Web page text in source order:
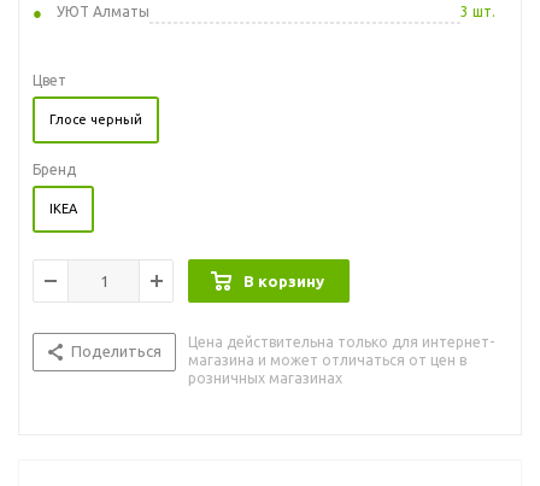
УЮТ Алматы
3 шт.
Цвет
Глосе черный
Бренд
IKEA
В корзину
Поделиться
Цена действительна только для интернет-
магазина и может отличаться от цен в
розничных магазинах